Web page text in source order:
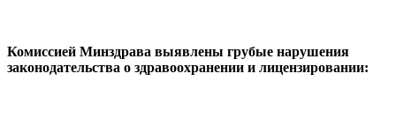
Комиссией Минздрава выявлены грубые нарушения
законодательства о здравоохранении и лицензировании: